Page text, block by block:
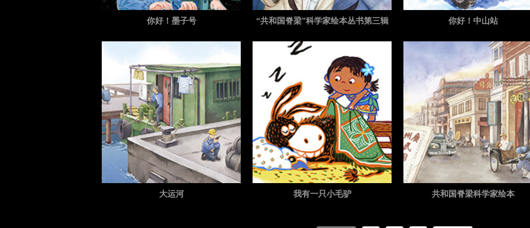
你好！墨子号 “共和国脊梁”科学家绘本丛书第三辑 你好！中山站
大运河 我有一只小毛驴 共和国脊梁科学家绘本